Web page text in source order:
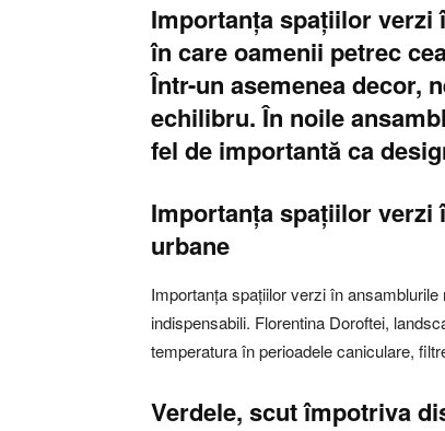
Importanța spațiilor verzi
în care oamenii petrec
Într-un asemenea decor,
echilibru. În noile
fel de importantă ca
Importanța spațiilor verzi
urbane
Importanța spațiilor verzi în
indispensabili. Florentina Doroftei,
temperatura în perioadele caniculare,
Verdele, scut împotriva